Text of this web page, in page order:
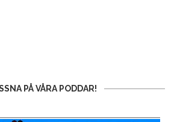
PÅ VÅRA PODDAR!